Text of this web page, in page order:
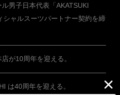
男子日本代表「AKATSUKI
シャルスーツパートナー契約を締
が10周年を迎える。
は40周年を迎える。